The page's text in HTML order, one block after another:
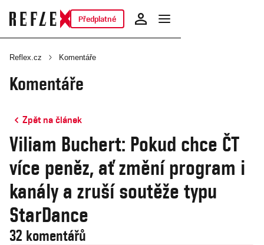
Předplatné
Reflex.cz Komentáře
Komentáře
Zpět na článek
Viliam Buchert: Pokud chce ČT
více peněz, ať změní program i
kanály a zruší soutěže typu
StarDance
32 komentářů